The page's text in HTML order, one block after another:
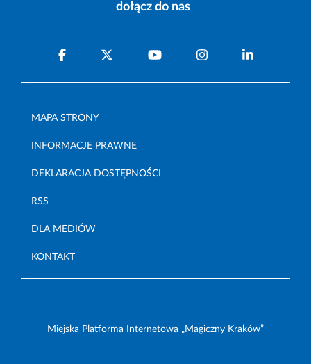
dołącz do nas
MAPA STRONY
INFORMACJE PRAWNE
DEKLARACJA DOSTĘPNOŚCI
RSS
DLA MEDIÓW
KONTAKT
Miejska Platforma Internetowa „Magiczny Kraków”